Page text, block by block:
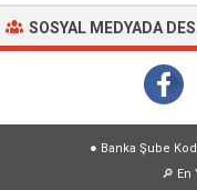
SOSYAL MEDYADA
● Banka Şube
🔎 En